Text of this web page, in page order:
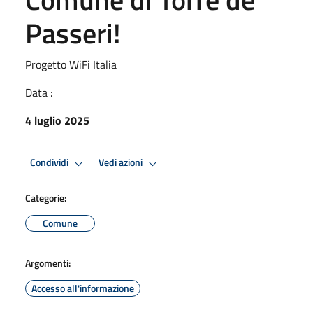
Passeri!
Progetto WiFi Italia
Data :
4 luglio 2025
Condividi Vedi azioni
Categorie:
Comune
Argomenti:
Accesso all'informazione